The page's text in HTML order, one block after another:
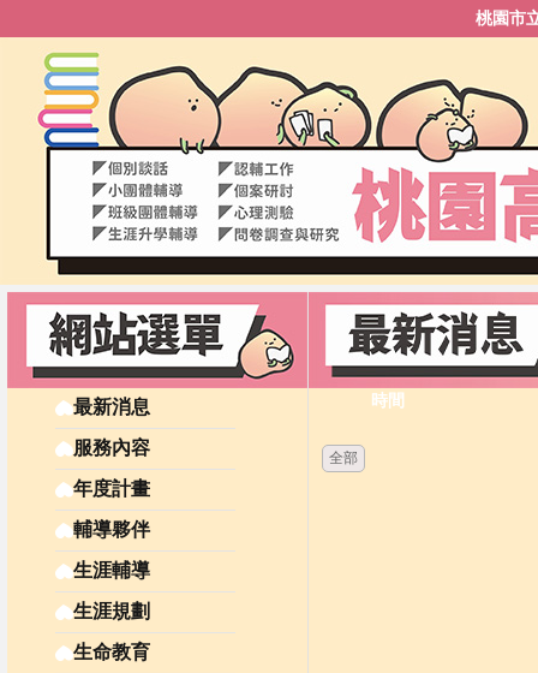
桃園市
最新消息
服務內容
年度計畫
輔導夥伴
生涯輔導
生涯規劃
生命教育
時間
全部